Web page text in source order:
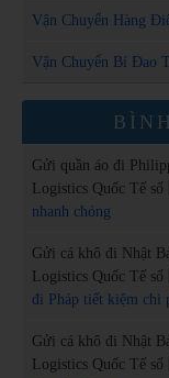
Vận Chuyển Hàng
Vận Chuyển Bí Đao
Gửi quần áo đi
Logistics Quốc Tế
nhanh chóng
Gửi cá khô đi Nhật
Logistics Quốc Tế
đi Pháp tiết kiệm chi
Gửi cá khô đi Nhật
Logistics Quốc Tế